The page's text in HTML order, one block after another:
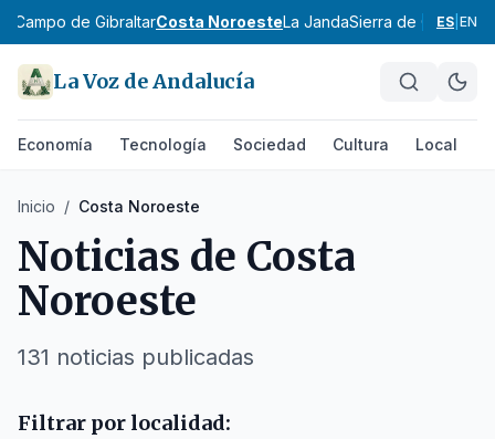
Campo de GibraltarCosta NoroesteLa JandaSierra de CádizAlto
ES EN
La Voz de Andalucía
Economía Tecnología Sociedad Cultura Local
Inicio / Costa Noroeste
Noticias de Costa
Noroeste
131 noticias publicadas
Filtrar por localidad: